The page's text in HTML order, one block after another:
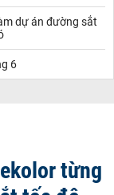
dự án đường sắt
6
từng